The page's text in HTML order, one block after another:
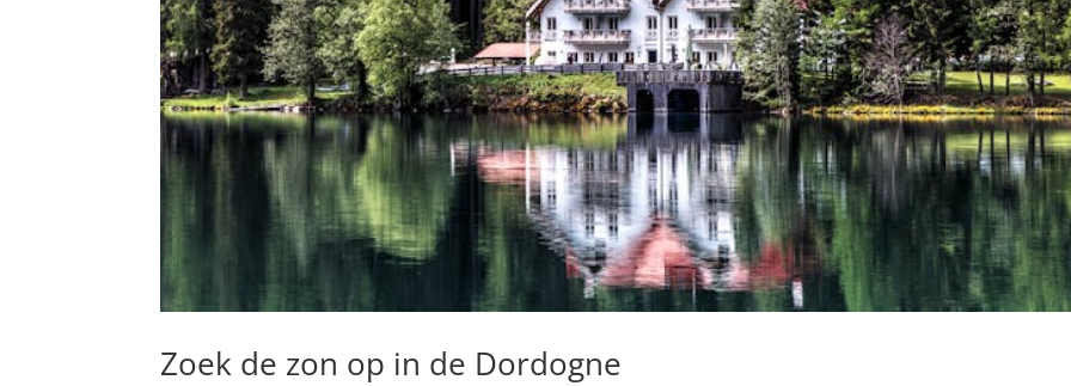
Zoek de zon op in de Dordogne